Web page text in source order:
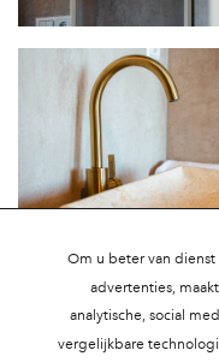
Om u beter van
advertenties, maakt
analytische, social
vergelijkbare